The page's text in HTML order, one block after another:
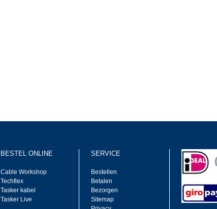
BESTEL ONLINE
Cable Workshop
Techflex
Tasker kabel
Tasker Live
SERVICE
Bestellen
Betalen
Bezorgen
Sitemap